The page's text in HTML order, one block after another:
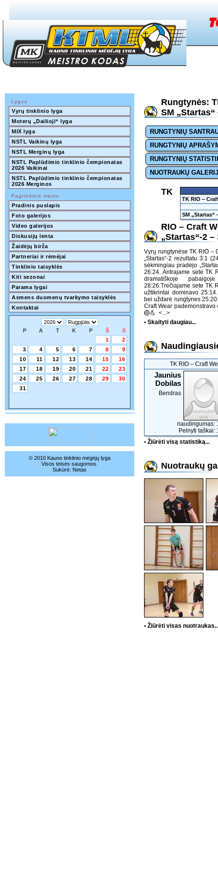
Lygos
Vyrų tinklinio lyga
Moterų „Dailioji“ lyga
MIX lyga
NSTL Vaikinų lyga
NSTL Merginų lyga
NSTL Paplūdimio tinklinio čempionatas
2026 Vaikinai
NSTL Paplūdimio tinklinio čempionatas
2026 Merginos
Pagrindinis meniu
Pradinis puslapis
Foto galerijos
Video galerijos
Diskusijų lenta
Žaidėjų birža
Partneriai ir rėmėjai
Tinklinio taisyklės
Kiti sezonai
Parama lygai
Asmens duomenų tvarkymo taisyklės
Kontaktai
P A T K P Š
S
1
2
3
4 5 6 7 8
9
10
11 12 13 14 15
16
17
18 19 20 21 22
23
24
25 26 27 28 29
30
31
© 2010 Kauno tinklinio mėgėjų lyga
Visos teisės saugomos.
Sukūrė: Netas
Rungtynės:
SM „Startas“
RUNGTYNIŲ
RUNGTYNIŲ
RUNGTYNIŲ
NUOTRAUKŲ
TK RIO ‒
SM „Startas“
TK
RIO – Craft
„Startas“-2 –
Vyrų rungtynėse TK RIO –
„Startas“-2 rezultatu 3:1
sėkmingiau pradėjo
26:24. Antrajame sete TK
dramatiškoje
28:26.Trečiajame sete TK
užtikrintai dominavo
bei uždarė rungtynes
Craft Wear
🏐💪 <...>
• Skaityti daugiau...
TK RIO ‒ Craft
Jaunius
Dobilas
Bendras
naudingumas:
Pelnyti taškai:
• Žiūrėti visą statistiką...
Nuotraukų
• Žiūrėti visas